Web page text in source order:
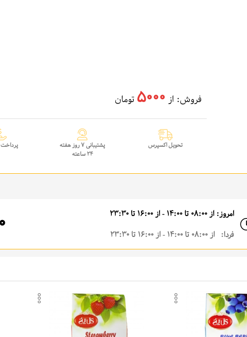
فروش: از 5000 تومان
تحویل اکسپرس
پشتیبانی 7 روز هفته
24 ساعته
امروز: از 08:00 تا 14:00 - از 16:00 تا 23:30
فردا: از 08:00 تا 14:00 - از 16:00 تا 23:30
علاقه‌مندی‌ها افزودن به لیست علاقه‌مندی‌ها
کپی لینک محصول